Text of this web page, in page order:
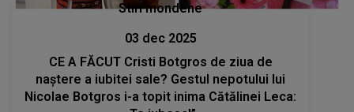
Stiri mondene
03 dec 2025
CE A FĂCUT Cristi Botgros de ziua de
naștere a iubitei sale? Gestul nepotului lui
Nicolae Botgros i-a topit inima Cătălinei Leca: